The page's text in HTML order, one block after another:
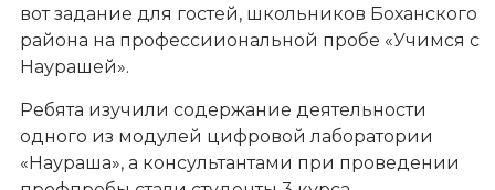
вот задание для гостей, школьников Боханского
района на профессииональной пробе «Учимся с
Наурашей».
Ребята изучили содержание деятельности
одного из модулей цифровой лаборатории
«Наураша», а консультантами при проведении